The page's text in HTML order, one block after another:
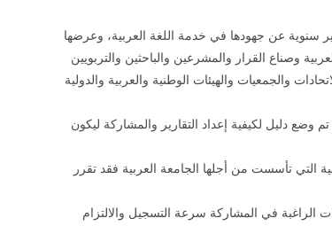
سنوية عن جهودها في خدمة اللغة العربية، وعرضها
وصناع القرار والمشرعين والباحثين والتربويين
والجمعيات والهيئات الوطنية والعربية والدولية
وضع دليل لكيفية إعداد التقارير والمشاركة ليكون
التي تأسست من أجلها الجامعة العربية فقد تقرر
الراغبة في المشاركة سرعة التسجيل والالتزام